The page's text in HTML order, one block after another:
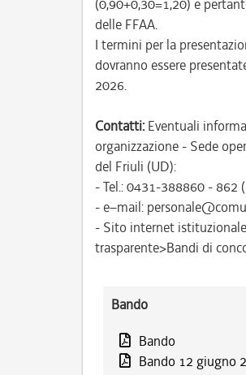
(0,90+0,30=1,20) e
delle FFAA.
I termini per la
dovranno essere
2026.
Contatti: Eventuali
organizzazione - Sede
del Friuli (UD):
- Tel.: 0431-388860 - 862
- e–mail:
- Sito internet
trasparente>Bandi di
Bando
Bando
Bando 12 giugno